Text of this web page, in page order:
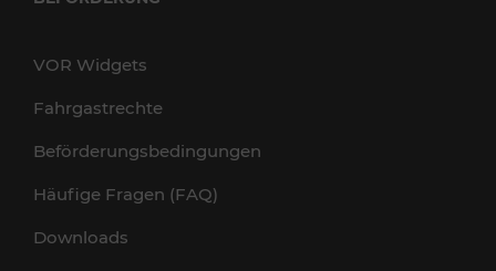
VOR Widgets
Fahrgastrechte
Beförderungsbedingungen
Häufige Fragen (FAQ)
Downloads